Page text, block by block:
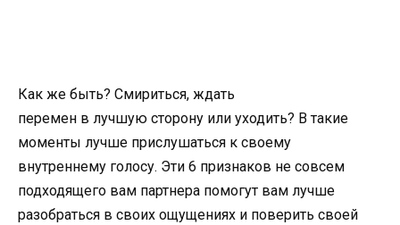
Как же быть? Смириться, ждать
перемен в лучшую сторону или уходить? В такие
моменты лучше прислушаться к своему
внутреннему голосу. Эти 6 признаков не совсем
подходящего вам партнера помогут вам лучше
разобраться в своих ощущениях и поверить своей